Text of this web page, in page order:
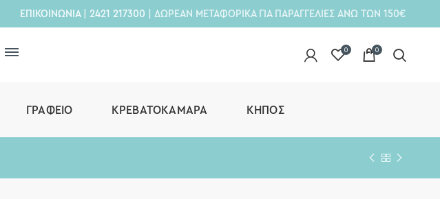
ΕΠΙΚΟΙΝΩΝΙΑ| 2421 217300 | ΔΩΡΕΑΝ ΜΕΤΑΦΟΡΙΚΑ ΓΙΑ ΠΑΡΑΓΓΕΛΙΕΣ ΑΝΩ ΤΩΝ 150€
0 0
ΓΡΑΦΕΊΟ ΚΡΕΒΑΤΟΚΆΜΑΡΑ ΚΉΠΟΣ